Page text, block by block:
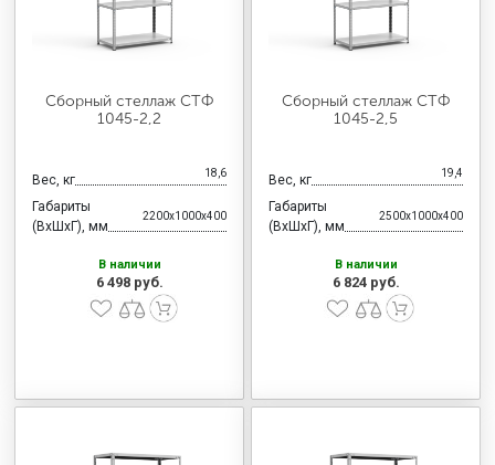
Сборный стеллаж СТФ
1045-2,2
Вес, кг 18,6
Габариты
(ВхШхГ), мм
2200x1000x400
В наличии
6 498 руб.
Сборный стеллаж СТФ
1045-2,5
Вес, кг 19,4
Габариты
(ВхШхГ), мм
2500x1000x400
В наличии
6 824 руб.